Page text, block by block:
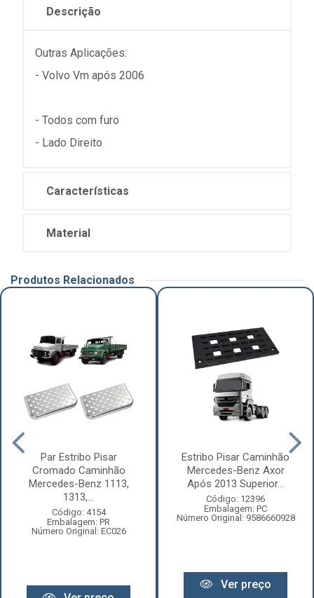
Descrição
Outras Aplicações:
- Volvo Vm após 2006
- Todos com furo
- Lado Direito
Características
Material
Produtos Relacionados
Par Estribo Pisar
Cromado Caminhão
Mercedes-Benz 1113,
1313,...
Código: 4154
Embalagem: PR
Número Original: EC026
Estribo Pisar Caminhão
Mercedes-Benz Axor
Após 2013 Superior...
Código: 12396
Embalagem: PC
Número Original: 9586660928
Ver preço